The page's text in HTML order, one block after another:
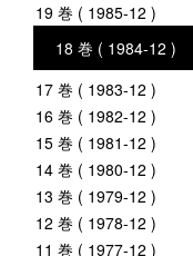
19 巻 ( 1985-12 )
18 巻 ( 1984-12 )
17 巻 ( 1983-12 )
16 巻 ( 1982-12 )
15 巻 ( 1981-12 )
14 巻 ( 1980-12 )
13 巻 ( 1979-12 )
12 巻 ( 1978-12 )
11 巻 ( 1977-12 )